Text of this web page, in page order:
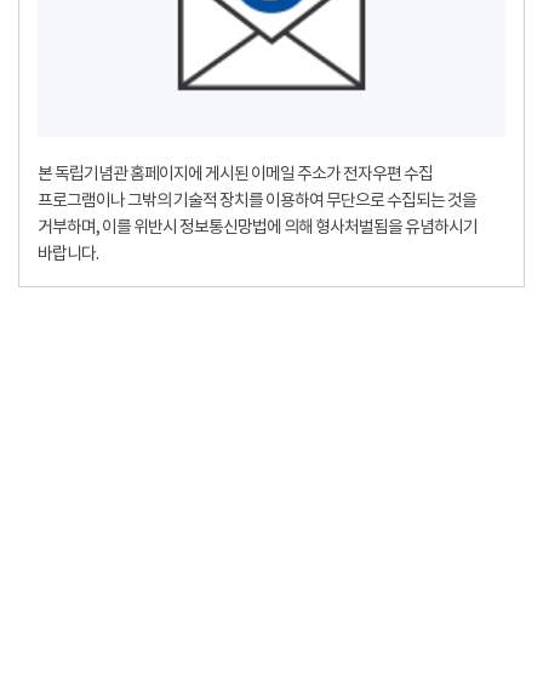
본 독립기념관 홈페이지에 게시된 이메일 주소가 전자우편 수집
프로그램이나 그밖의 기술적 장치를 이용하여 무단으로 수집되는 것을
거부하며, 이를 위반시 정보통신망법에 의해 형사처벌됨을 유념하시기
바랍니다.